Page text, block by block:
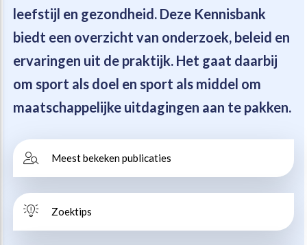
leefstijl en gezondheid. Deze Kennisbank
biedt een overzicht van onderzoek, beleid en
ervaringen uit de praktijk. Het gaat daarbij
om sport als doel en sport als middel om
maatschappelijke uitdagingen aan te pakken.
Meest bekeken publicaties
Zoektips
Jeugd in beweging
Vitaal ouder worden
Maatschappelijke waarde
Beweegvriendelijke omgeving
Onze missie
Onze werkwijze
Organisatie
Werken bij